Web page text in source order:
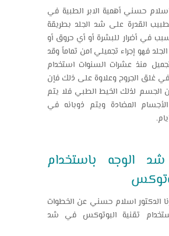
حسني أهمية الابر الطبية في
القدرة على شد الجلد بطريقة
في أضرار للبشرة أو أي حروق أو
فهو إجراء تجميلي آمن تماماً وقد
منذ عشرات السنوات استخدام
غلق الجروح وعلاوة على ذلك فإن
الجسم لذلك الخيط الطبي فلا يتم
المضادة ويتم ذوبانه في
الوجه باستخدام
الدكتور اسلام حسني عن الخطوات
تقنية البوتوكس في شد